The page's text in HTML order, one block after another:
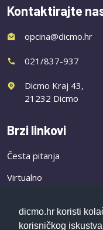
dicmo.hr koristi
korisničkog
Kontaktirajte
opcina@dicmo.hr
021/837-937
Dicmo Kraj 43,
21232 Dicmo
Brzi linkovi
Česta pitanja
Virtualno